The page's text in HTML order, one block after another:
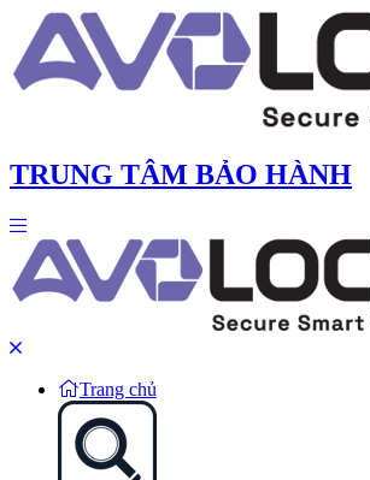
TRUNG TÂM BẢO HÀNH
Trang chủ